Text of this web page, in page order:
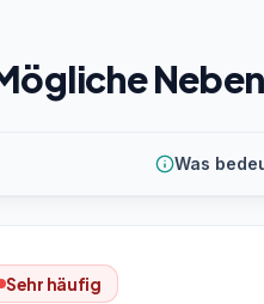
Was
Sehr häufig